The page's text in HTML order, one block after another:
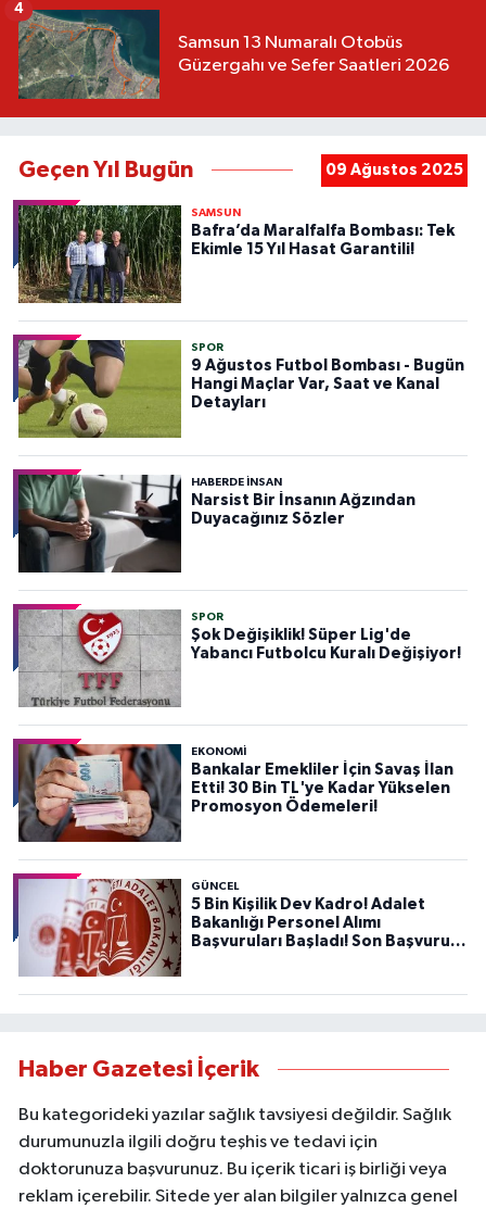
Samsun 13 Numaralı Otobüs
Güzergahı ve Sefer Saatleri 2026
4
Geçen Yıl Bugün 09 Ağustos 2025
SAMSUN
Bafra’da Maralfalfa Bombası: Tek
Ekimle 15 Yıl Hasat Garantili!
SPOR
9 Ağustos Futbol Bombası - Bugün
Hangi Maçlar Var, Saat ve Kanal
Detayları
HABERDE INSAN
Narsist Bir İnsanın Ağzından
Duyacağınız Sözler
SPOR
Şok Değişiklik! Süper Lig'de
Yabancı Futbolcu Kuralı Değişiyor!
EKONOMİ
Bankalar Emekliler İçin Savaş İlan
Etti! 30 Bin TL'ye Kadar Yükselen
Promosyon Ödemeleri!
GÜNCEL
5 Bin Kişilik Dev Kadro! Adalet
Bakanlığı Personel Alımı
Başvuruları Başladı! Son Başvuru
Haber Gazetesi İçerik
Bu kategorideki yazılar sağlık tavsiyesi değildir. Sağlık
durumunuzla ilgili doğru teşhis ve tedavi için
doktorunuza başvurunuz. Bu içerik ticari iş birliği veya
reklam içerebilir. Sitede yer alan bilgiler yalnızca genel